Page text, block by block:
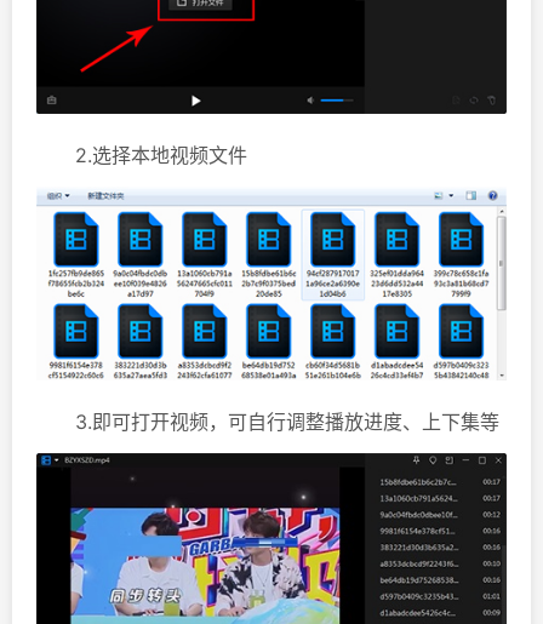
2.选择本地视频文件
3.即可打开视频，可自行调整播放进度、上下集等